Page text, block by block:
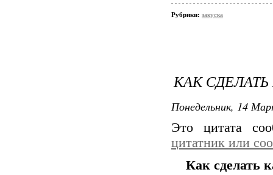
Рубрики: закуска
КАК
Понедельник, 14
Это цитата
цитатник или
Как сделать